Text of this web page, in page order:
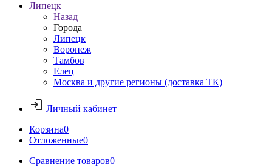
Липецк
Назад
Города
Липецк
Воронеж
Тамбов
Елец
Москва и другие регионы (доставка ТК)
Личный кабинет
Корзина0
Отложенные0
Сравнение товаров0